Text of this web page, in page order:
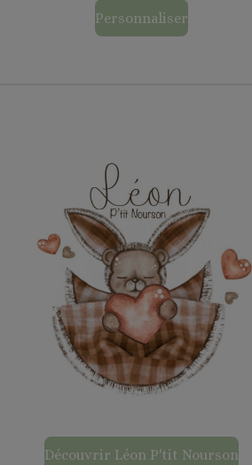
Personnaliser
Découvrir Léon P'tit Nourson